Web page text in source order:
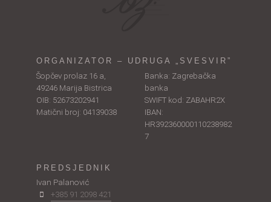
ORGANIZATOR – UDRUGA „SVESVIR”
Šopčev prolaz 16 a,
49246 Marija Bistrica
OIB: 52673202941
Matični broj: 04139038
Banka: Zagrebačka
banka
SWIFT kod: ZABAHR2X
IBAN:
HR392360000110238982
7
PREDSJEDNIK
Ivan Palanović
+385 91 2098 421